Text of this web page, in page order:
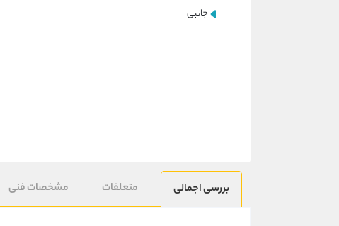
جانبی
بررسی اجمالی متعلقات مشخصات فنی